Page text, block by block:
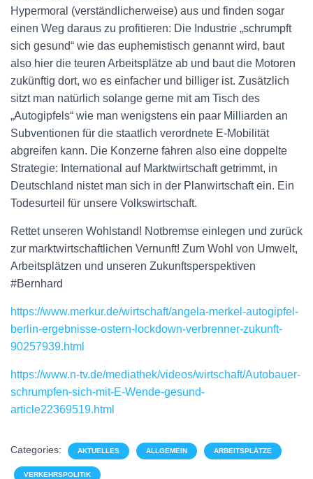
Hypermoral (verständlicherweise) aus und finden sogar
einen Weg daraus zu profitieren: Die Industrie „schrumpft
sich gesund“ wie das euphemistisch genannt wird, baut
also hier die teuren Arbeitsplätze ab und baut die Motoren
zukünftig dort, wo es einfacher und billiger ist. Zusätzlich
sitzt man natürlich solange gerne mit am Tisch des
„Autogipfels“ wie man wenigstens ein paar Milliarden an
Subventionen für die staatlich verordnete E-Mobilität
abgreifen kann. Die Konzerne fahren also eine doppelte
Strategie: International auf Marktwirtschaft getrimmt, in
Deutschland nistet man sich in der Planwirtschaft ein. Ein
Todesurteil für unsere Volkswirtschaft.
Rettet unseren Wohlstand! Notbremse einlegen und zurück
zur marktwirtschaftlichen Vernunft! Zum Wohl von Umwelt,
Arbeitsplätzen und unseren Zukunftsperspektiven
#Bernhard
https://www.merkur.de/wirtschaft/angela-merkel-autogipfel-
berlin-ergebnisse-ostern-lockdown-verbrenner-zukunft-
90257939.html
https://www.n-tv.de/mediathek/videos/wirtschaft/Autobauer-
schrumpfen-sich-mit-E-Wende-gesund-
article22369519.html
Categories: AKTUELLES ALLGEMEIN ARBEITSPLÄTZE
VERKEHRSPOLITIK